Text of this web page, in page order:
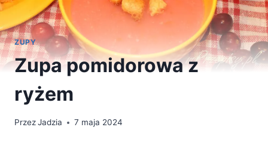
ZUPY
Zupa pomidorowa z
ryżem
PrzezJadzia 7 maja 2024